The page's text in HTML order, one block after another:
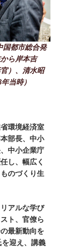
国都市総合発
ら岸本吉
）、清水昭
当時）
環境経済室
部長、中小
中小企業庁
し、幅広く
のづくり生
アルな学び
ト、官僚ら
最新動向を
迎え、講義